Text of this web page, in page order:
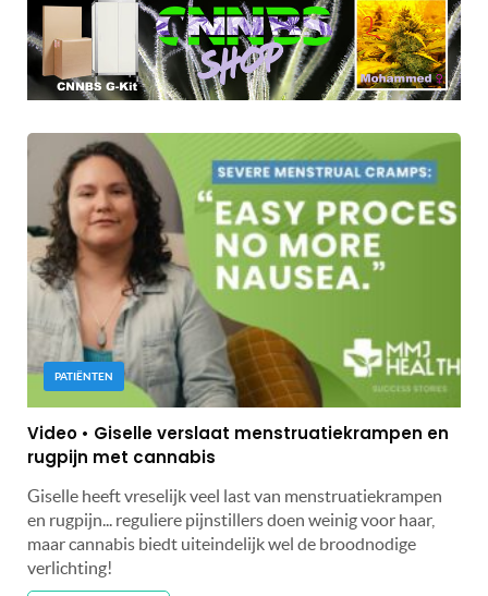
PATIËNTEN
Video • Giselle verslaat menstruatiekrampen en
rugpijn met cannabis
Giselle heeft vreselijk veel last van menstruatiekrampen
en rugpijn... reguliere pijnstillers doen weinig voor haar,
maar cannabis biedt uiteindelijk wel de broodnodige
verlichting!